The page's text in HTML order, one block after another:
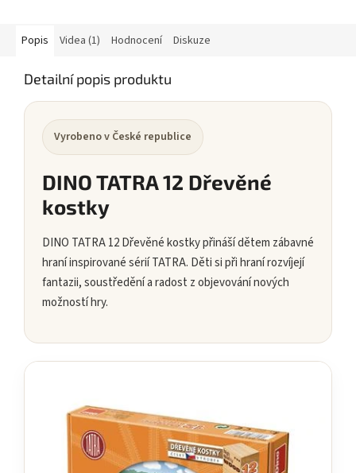
Popis Videa (1) Hodnocení Diskuze
Detailní popis produktu
Vyrobeno v České republice
DINO TATRA 12 Dřevěné
kostky
DINO TATRA 12 Dřevěné kostky přináší dětem zábavné
hraní inspirované sérií TATRA. Děti si při hraní rozvíjejí
fantazii, soustředění a radost z objevování nových
možností hry.